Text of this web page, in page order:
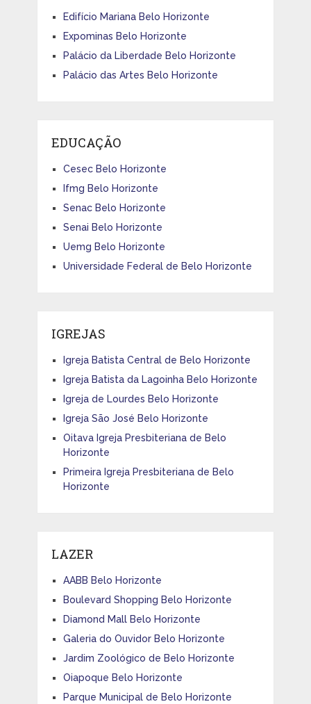
Edifício Mariana Belo Horizonte
Expominas Belo Horizonte
Palácio da Liberdade Belo Horizonte
Palácio das Artes Belo Horizonte
EDUCAÇÃO
Cesec Belo Horizonte
Ifmg Belo Horizonte
Senac Belo Horizonte
Senai Belo Horizonte
Uemg Belo Horizonte
Universidade Federal de Belo Horizonte
IGREJAS
Igreja Batista Central de Belo Horizonte
Igreja Batista da Lagoinha Belo Horizonte
Igreja de Lourdes Belo Horizonte
Igreja São José Belo Horizonte
Oitava Igreja Presbiteriana de Belo
Horizonte
Primeira Igreja Presbiteriana de Belo
Horizonte
LAZER
AABB Belo Horizonte
Boulevard Shopping Belo Horizonte
Diamond Mall Belo Horizonte
Galeria do Ouvidor Belo Horizonte
Jardim Zoológico de Belo Horizonte
Oiapoque Belo Horizonte
Parque Municipal de Belo Horizonte